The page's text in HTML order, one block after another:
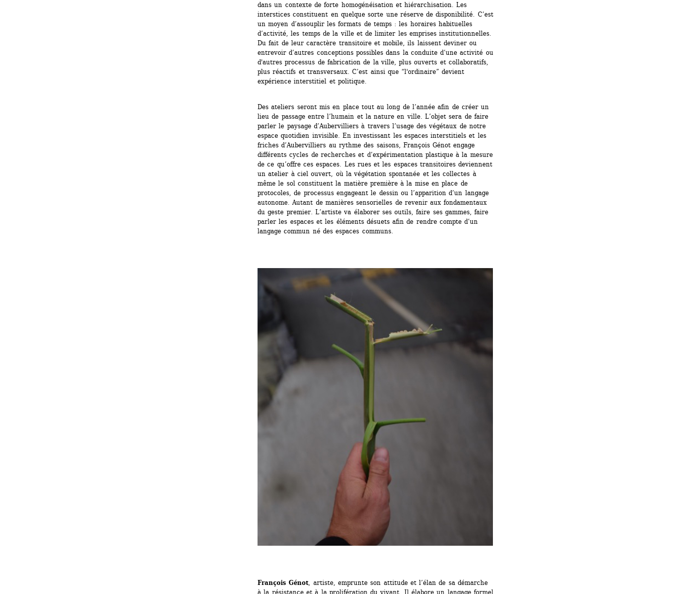
dans un contexte de forte homogénéisation et hiérarchisation. Les
interstices constituent en quelque sorte une réserve de disponibilité. C’est
un moyen d’assouplir les formats de temps : les horaires habituelles
d’activité, les temps de la ville et de limiter les emprises institutionnelles.
Du fait de leur caractère transitoire et mobile, ils laissent deviner ou
entrevoir d’autres conceptions possibles dans la conduite d’une activité ou
d'autres processus de fabrication de la ville, plus ouverts et collaboratifs,
plus réactifs et transversaux. C’est ainsi que “l'ordinaire” devient
expérience interstitiel et politique.
Des ateliers seront mis en place tout au long de l’année afin de créer un
lieu de passage entre l’humain et la nature en ville. L’objet sera de faire
parler le paysage d’Aubervilliers à travers l’usage des végétaux de notre
espace quotidien invisible. En investissant les espaces interstitiels et les
friches d’Aubervilliers au rythme des saisons, François Génot engage
différents cycles de recherches et d’expérimentation plastique à la mesure
de ce qu’offre ces espaces. Les rues et les espaces transitoires deviennent
un atelier à ciel ouvert, où la végétation spontanée et les collectes à
même le sol constituent la matière première à la mise en place de
protocoles, de processus engageant le dessin ou l’apparition d’un langage
autonome. Autant de manières sensorielles de revenir aux fondamentaux
du geste premier. L’artiste va élaborer ses outils, faire ses gammes, faire
parler les espaces et les éléments désuets afin de rendre compte d’un
langage commun né des espaces communs.
François Génot, artiste, emprunte son attitude et l’élan de sa démarche
à la résistance et à la prolifération du vivant. Il élabore un langage formel